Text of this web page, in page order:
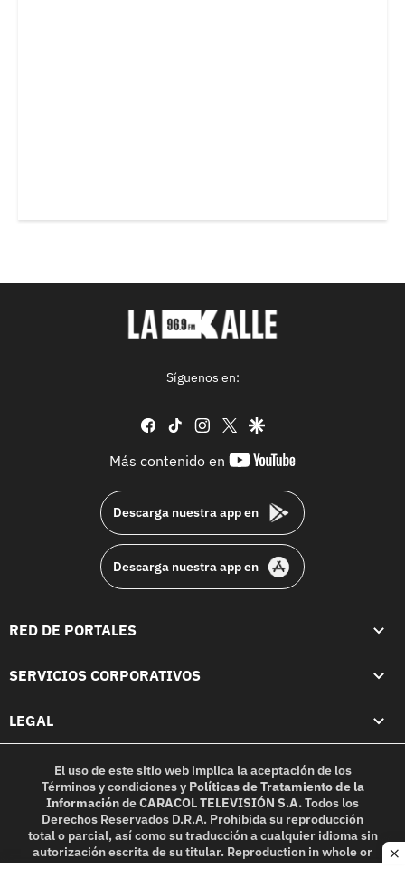
Síguenos en:
facebook
tiktok instagram
twittergoogle
Más contenido en
youtube-
Descarga nuestra app en
Descarga nuestra app en
RED DE PORTALES
SERVICIOS CORPORATIVOS
LEGAL
El uso de este sitio web implica la aceptación de los
Términos y condicionesy Políticas de Tratamiento de la
InformacióndeCARACOL TELEVISIÓN S.A.Todos los
Derechos Reservados D.R.A. Prohibida su reproducción
total o parcial, así como su traducción a cualquier idioma sin
autorización escrita de su titular. Reproduction in whole or